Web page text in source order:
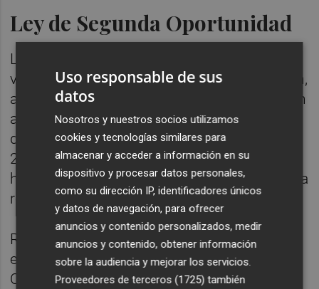
Ley de Segunda Oportunidad
La
vez más conocida en España. Por esta razón,
aumenta el número de personas que acuden
a este mecanismo para empezar de nuevo
desde cero. En concreto, han sido más de
20.000 los particulares y autónomos que
han iniciado el proceso con el despacho para
reactivarse en la economía.
Repara tu Deuda Abogados es el despacho
especializado en la Ley de la Segunda
Oportunidad en España que más casos ha
Uso responsable de sus
datos
Nosotros y nuestros socios utilizamos
cookies y tecnologías similares para
almacenar y acceder a información en su
dispositivo y procesar datos personales,
como su dirección IP, identificadores únicos
y datos de navegación, para ofrecer
anuncios y contenido personalizados, medir
anuncios y contenido, obtener información
sobre la audiencia y mejorar los servicios.
Proveedores de terceros (1725) también